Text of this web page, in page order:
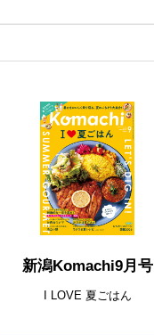
新潟Komachi9月号
I LOVE 夏ごはん